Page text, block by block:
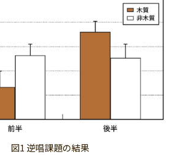
図1 逆唱課題の結果